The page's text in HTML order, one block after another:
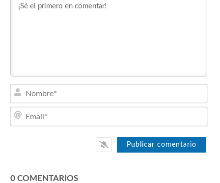
0 COMENTARIOS